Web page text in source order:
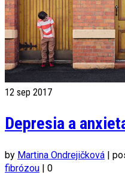
12 sep 2017
Depresia a
by Martina Ondrejičková |
fibrózou | 0